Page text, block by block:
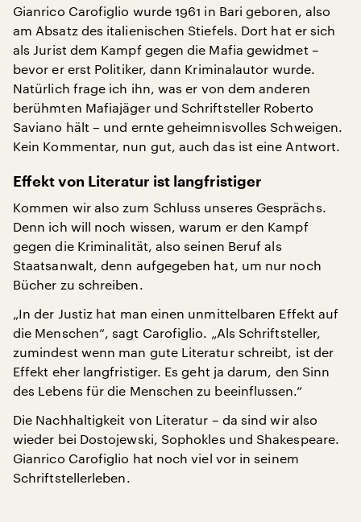
Gianrico Carofiglio wurde 1961 in Bari geboren, also
am Absatz des italienischen Stiefels. Dort hat er sich
als Jurist dem Kampf gegen die Mafia gewidmet –
bevor er erst Politiker, dann Kriminalautor wurde.
Natürlich frage ich ihn, was er von dem anderen
berühmten Mafiajäger und Schriftsteller Roberto
Saviano hält – und ernte geheimnisvolles Schweigen.
Kein Kommentar, nun gut, auch das ist eine Antwort.
Effekt von Literatur ist langfristiger
Kommen wir also zum Schluss unseres Gesprächs.
Denn ich will noch wissen, warum er den Kampf
gegen die Kriminalität, also seinen Beruf als
Staatsanwalt, denn aufgegeben hat, um nur noch
Bücher zu schreiben.
„In der Justiz hat man einen unmittelbaren Effekt auf
die Menschen“, sagt Carofiglio. „Als Schriftsteller,
zumindest wenn man gute Literatur schreibt, ist der
Effekt eher langfristiger. Es geht ja darum, den Sinn
des Lebens für die Menschen zu beeinflussen.“
Die Nachhaltigkeit von Literatur – da sind wir also
wieder bei Dostojewski, Sophokles und Shakespeare.
Gianrico Carofiglio hat noch viel vor in seinem
Schriftstellerleben.